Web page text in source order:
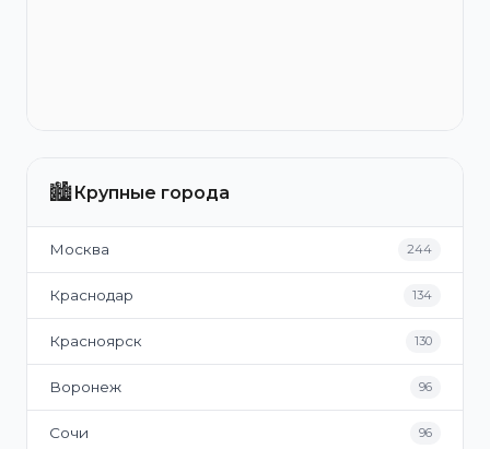
🏙️Крупные города
Москва 244
Краснодар 134
Красноярск 130
Воронеж 96
Сочи 96